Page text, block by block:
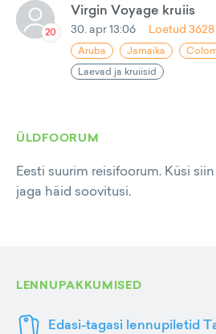
20
Virgin Voyage kruiis
30. apr 13:06 Loetud 3628
Aruba Jamaika
Laevad ja kruiisid
ÜLDFOORUM
Eesti suurim reisifoorum. Küsi
jaga häid soovitusi.
LENNUPAKKUMISED
Edasi-tagasi lennupiletid